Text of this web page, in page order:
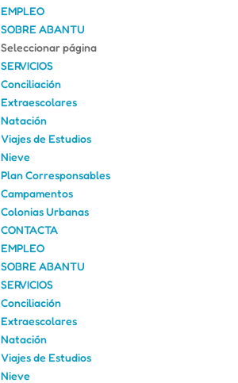
EMPLEO
SOBRE ABANTU
Seleccionar página
SERVICIOS
Conciliación
Extraescolares
Natación
Viajes de Estudios
Nieve
Plan Corresponsables
Campamentos
Colonias Urbanas
CONTACTA
EMPLEO
SOBRE ABANTU
SERVICIOS
Conciliación
Extraescolares
Natación
Viajes de Estudios
Nieve